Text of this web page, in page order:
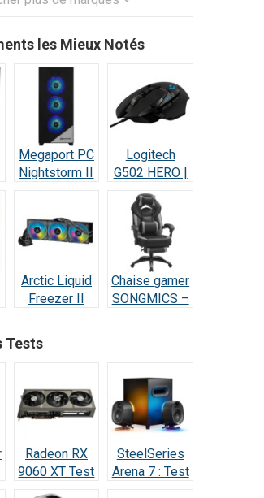
les Mieux Notés
Megaport PC
Nightstorm II
Logitech
G502 HERO |
Test et Avis :
Le Champion
des Gamers
Arctic Liquid
Freezer II
Test et Avis
Chaise gamer
SONGMICS –
Tests
Radeon RX
9060 XT Test
Avis 2026 : la
SteelSeries
Arena 7 : Test